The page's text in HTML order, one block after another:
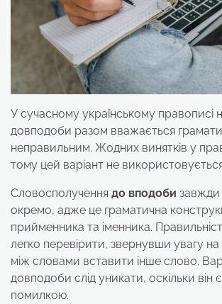
У сучасному українському правописі
довподоби разом вважається
неправильним. Жодних винятків у
тому цей варіант не
Словосполучення до вподоби завжди
окремо, адже це граматична
прийменника та іменника.
легко перевірити, звернувши увагу
між словами вставити інше слово.
довподоби слід уникати, оскільки він
помилкою.